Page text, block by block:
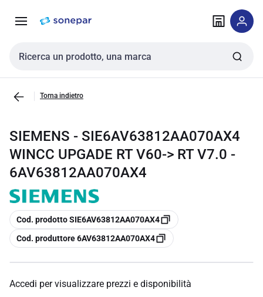
navigazione alla
Cerca input
Torna indietro
SIEMENS - SIE6AV63812AA070AX4
WINCC UPGADE RT V60-> RT V7.0 -
6AV63812AA070AX4
copia
Cod. prodotto SIE6AV63812AA070AX4
copia
Cod. produttore 6AV63812AA070AX4
Accedi per visualizzare prezzi e disponibilità